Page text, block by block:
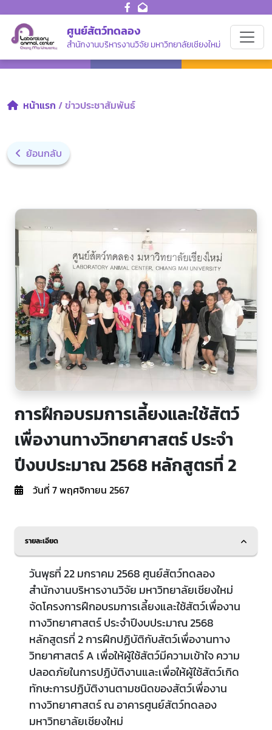
ศูนย์สัตว์ทดลอง
สำนักงานบริหารงานวิจัย มหาวิทยาลัยเชียงใหม่
หน้าแรก / ข่าวประชาสัมพันธ์
ย้อนกลับ
การฝึกอบรมการเลี้ยงและใช้สัตว์
เพื่องานทางวิทยาศาสตร์ ประจำ
ปีงบประมาณ 2568 หลักสูตรที่ 2
วันที่ 7 พฤศจิกายน 2567
รายละเอียด
วันพุธที่ 22 มกราคม 2568 ศูนย์สัตว์ทดลอง
สำนักงานบริหารงานวิจัย มหาวิทยาลัยเชียงใหม่
จัดโครงการฝึกอบรมการเลี้ยงและใช้สัตว์เพื่องาน
ทางวิทยาศาสตร์ ประจำปีงบประมาณ 2568
หลักสูตรที่ 2 การฝึกปฏิบัติกับสัตว์เพื่องานทาง
วิทยาศาสตร์ A เพื่อให้ผู้ใช้สัตว์มีความเข้าใจ ความ
ปลอดภัยในการปฏิบัติงานและเพื่อให้ผู้ใช้สัตว์เกิด
ทักษะการปฏิบัติงานตามชนิดของสัตว์เพื่องาน
ทางวิทยาศาสตร์ ณ อาคารศูนย์สัตว์ทดลอง
มหาวิทยาลัยเชียงใหม่